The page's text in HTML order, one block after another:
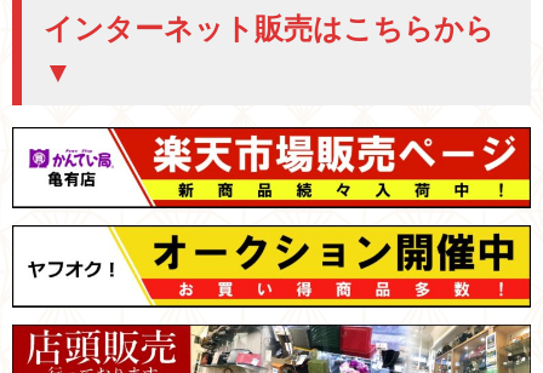
インターネット販売はこちらから
▼